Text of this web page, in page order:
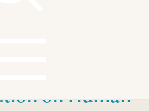
on Human